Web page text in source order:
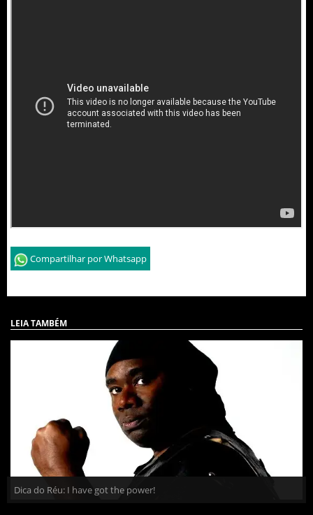
Compartilhar por Whatsapp
LEIA TAMBÉM
Dica do Réu: I have got the power!